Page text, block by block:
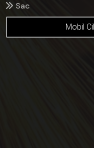
Sac
Mobil